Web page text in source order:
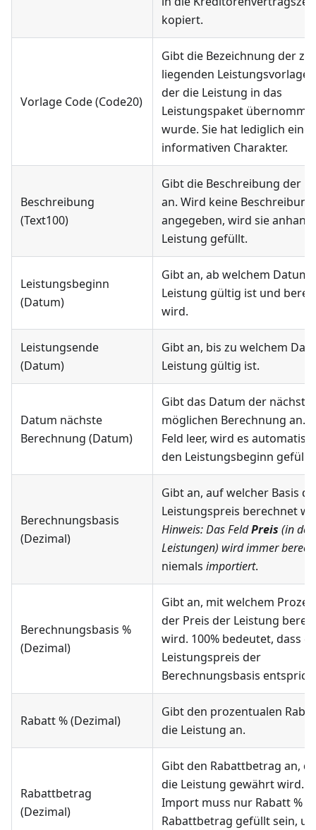
kopiert.
Vorlage Code (Code20)
Gibt die Bezeichnung der
liegenden Leistungsvorlage
der die Leistung in das
Leistungspaket
wurde. Sie hat lediglich
informativen Charakter.
Beschreibung
(Text100)
Gibt die Beschreibung der
an. Wird keine Beschreibung
angegeben, wird sie
Leistung gefüllt.
Leistungsbeginn
(Datum)
Gibt an, ab welchem Datum
Leistung gültig ist und
wird.
Leistungsende
(Datum)
Gibt an, bis zu welchem
Leistung gültig ist.
Datum nächste
Berechnung (Datum)
Gibt das Datum der
möglichen Berechnung an.
Feld leer, wird es
den Leistungsbeginn gefüllt.
Berechnungsbasis
(Dezimal)
Gibt an, auf welcher Basis
Leistungspreis berechnet
Hinweis: Das FeldPreis (in den
Leistungen) wird immer
niemals importiert.
Berechnungsbasis %
(Dezimal)
Gibt an, mit welchem
der Preis der Leistung
wird. 100% bedeutet, dass
Leistungspreis der
Berechnungsbasis
Rabatt % (Dezimal)
Gibt den prozentualen
die Leistung an.
Rabattbetrag
(Dezimal)
Gibt den Rabattbetrag an,
die Leistung gewährt wird.
Import muss nur Rabatt %
Rabattbetrag gefüllt sein,